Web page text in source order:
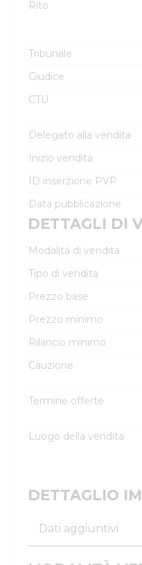
Rito
Tribunale
Giudice
CTU
Delegato alla vendita
Inizio vendita
ID inserzione PVP
Data pubblicazione
DETTAGLI DI
Modalità di vendita
Tipo di vendita
Prezzo base
Prezzo minimo
Rilancio minimo
Cauzione
Termine offerte
Luogo della vendita
DETTAGLIO
Dati aggiuntivi